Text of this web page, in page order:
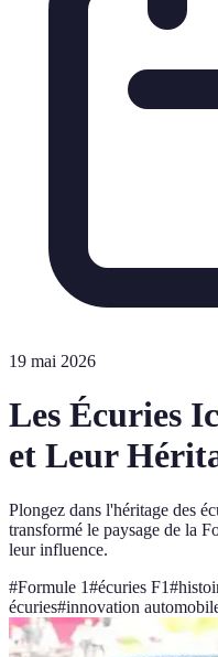
19 mai 2026
Les Écuries
et Leur
Plongez dans l'héritage des
transformé le paysage de la
leur influence.
#Formule 1#écuries F1#
écuries#innovation